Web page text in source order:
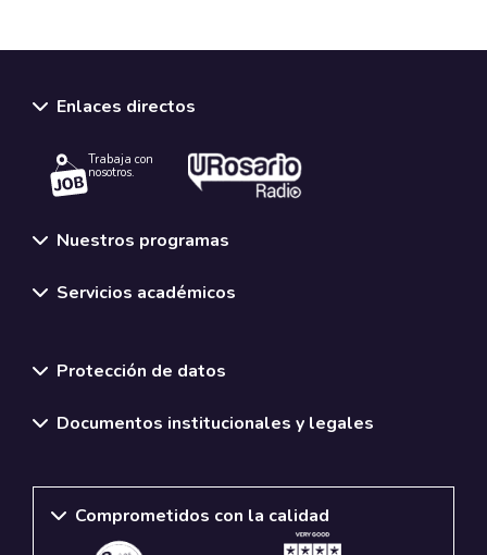
Enlaces directos
Trabaja con
nosotros.
Nuestros programas
Servicios académicos
Protección de datos
Documentos institucionales y legales
Comprometidos con la calidad